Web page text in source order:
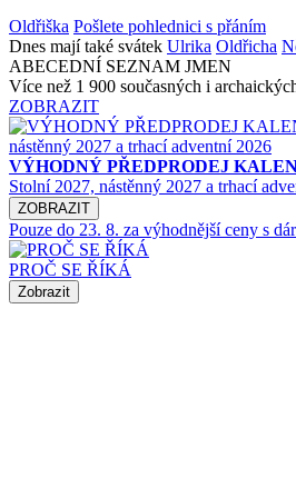
Oldřiška Pošlete pohlednici s přáním
Dnes mají také svátek Ulrika Oldřicha
ABECEDNÍ SEZNAM JMEN
Více než 1 900 současných i
ZOBRAZIT
VÝHODNÝ PŘEDPRODEJ
Stolní 2027, nástěnný 2027 a trhací
ZOBRAZIT
Pouze do 23. 8. za výhodnější ceny s
PROČ SE ŘÍKÁ
Zobrazit